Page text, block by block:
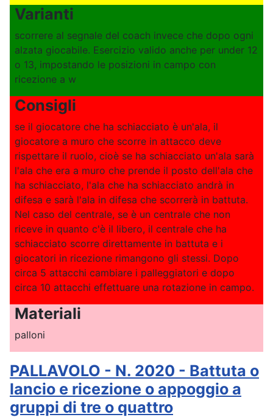
Varianti
scorrere al segnale del coach invece che dopo ogni
alzata giocabile. Esercizio valido anche per under 12
o 13, impostando le posizioni in campo con
ricezione a w
Consigli
se il giocatore che ha schiacciato è un'ala, il
giocatore a muro che scorre in attacco deve
rispettare il ruolo, cioè se ha schiacciato un'ala sarà
l'ala che era a muro che prende il posto dell'ala che
ha schiacciato, l'ala che ha schiacciato andrà in
difesa e sarà l'ala in difesa che scorrerà in battuta.
Nel caso del centrale, se è un centrale che non
riceve in quanto c'è il libero, il centrale che ha
schiacciato scorre direttamente in battuta e i
giocatori in ricezione rimangono gli stessi. Dopo
circa 5 attacchi cambiare i palleggiatori e dopo
circa 10 attacchi effettuare una rotazione in campo.
Materiali
palloni
PALLAVOLO - N. 2020 - Battuta o
lancio e ricezione o appoggio a
gruppi di tre o quattro